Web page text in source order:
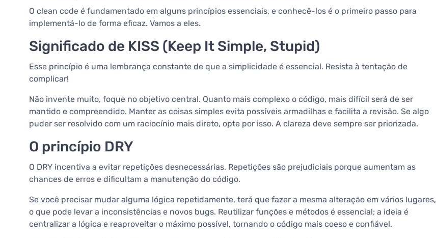
O clean code é fundamentado em alguns princípios essenciais, e conhecê-los é o primeiro passo para
implementá-lo de forma eficaz. Vamos a eles.
Significado de KISS (Keep It Simple, Stupid)
Esse princípio é uma lembrança constante de que a simplicidade é essencial. Resista à tentação de
complicar!
Não invente muito, foque no objetivo central. Quanto mais complexo o código, mais difícil será de ser
mantido e compreendido. Manter as coisas simples evita possíveis armadilhas e facilita a revisão. Se algo
puder ser resolvido com um raciocínio mais direto, opte por isso. A clareza deve sempre ser priorizada.
O princípio DRY
O DRY incentiva a evitar repetições desnecessárias. Repetições são prejudiciais porque aumentam as
chances de erros e dificultam a manutenção do código.
Se você precisar mudar alguma lógica repetidamente, terá que fazer a mesma alteração em vários lugares,
o que pode levar a inconsistências e novos bugs. Reutilizar funções e métodos é essencial; a ideia é
centralizar a lógica e reaproveitar o máximo possível, tornando o código mais coeso e confiável.